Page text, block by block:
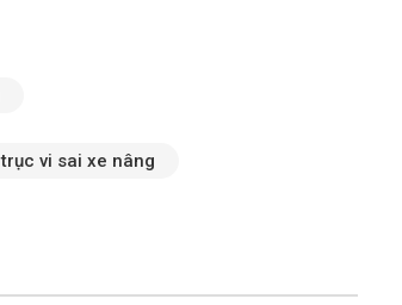
trục vi sai xe nâng